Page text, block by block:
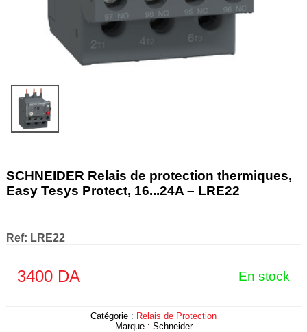
SCHNEIDER Relais de protection thermiques,
Easy Tesys Protect, 16...24A – LRE22
Ref: LRE22
3400DA En stock
Catégorie : Relais de Protection
Marque : Schneider